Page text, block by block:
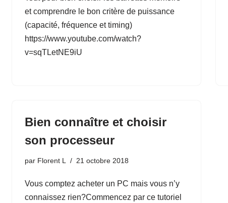
et comprendre le bon critère de puissance
(capacité, fréquence et timing)
https://www.youtube.com/watch?
v=sqTLetNE9iU
Bien connaître et choisir
son processeur
par Florent L 21 octobre 2018
Vous comptez acheter un PC mais vous n’y
connaissez rien?Commencez par ce tutoriel